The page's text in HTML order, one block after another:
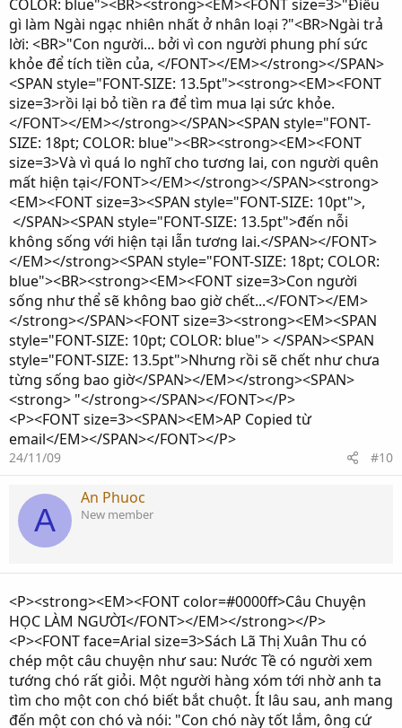
COLOR: blue"><BR><strong><EM><FONT size=3>"Điều
gì làm Ngài ngạc nhiên nhất ở nhân loại ?"<BR>Ngài trả
lời: <BR>"Con người... bởi vì con người phung phí sức
khỏe để tích tiền của, </FONT></EM></strong></SPAN>
<SPAN style="FONT-SIZE: 13.5pt"><strong><EM><FONT
size=3>rồi lại bỏ tiền ra để tìm mua lại sức khỏe.
</FONT></EM></strong></SPAN><SPAN style="FONT-
SIZE: 18pt; COLOR: blue"><BR><strong><EM><FONT
size=3>Và vì quá lo nghĩ cho tương lai, con người quên
mất hiện tại</FONT></EM></strong></SPAN><strong>
<EM><FONT size=3><SPAN style="FONT-SIZE: 10pt">,
</SPAN><SPAN style="FONT-SIZE: 13.5pt">đến nỗi
không sống với hiện tại lẫn tương lai.</SPAN></FONT>
</EM></strong><SPAN style="FONT-SIZE: 18pt; COLOR:
blue"><BR><strong><EM><FONT size=3>Con người
sống như thể sẽ không bao giờ chết...</FONT></EM>
</strong></SPAN><FONT size=3><strong><EM><SPAN
style="FONT-SIZE: 10pt; COLOR: blue"> </SPAN><SPAN
style="FONT-SIZE: 13.5pt">Nhưng rồi sẽ chết như chưa
từng sống bao giờ</SPAN></EM></strong><SPAN>
<strong> "</strong></SPAN></FONT></P>
<P><FONT size=3><SPAN><EM>AP Copied từ
email</EM></SPAN></FONT></P>
24/11/09 #10
A
An Phuoc
New member
<P><strong><EM><FONT color=#0000ff>Câu Chuyện
HỌC LÀM NGƯỜI</FONT></EM></strong></P>
<P><FONT face=Arial size=3>Sách Lã Thị Xuân Thu có
chép một câu chuyện như sau: Nước Tề có người xem
tướng chó rất giỏi. Một người hàng xóm tới nhờ anh ta
tìm cho một con chó biết bắt chuột. Ít lâu sau, anh mang
đến một con chó và nói: "Con chó này tốt lắm, ông cứ